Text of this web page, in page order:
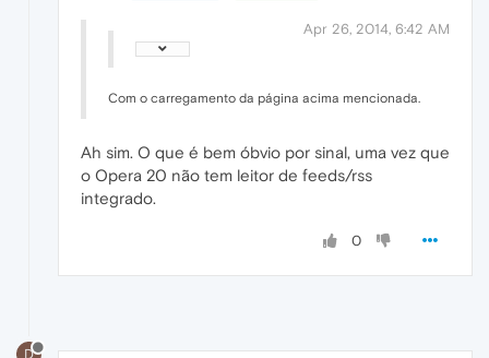
Apr 26, 2014, 6:42 AM
Com o carregamento da página acima mencionada.
Ah sim. O que é bem óbvio por sinal, uma vez que
o Opera 20 não tem leitor de feeds/rss
integrado.
0
D